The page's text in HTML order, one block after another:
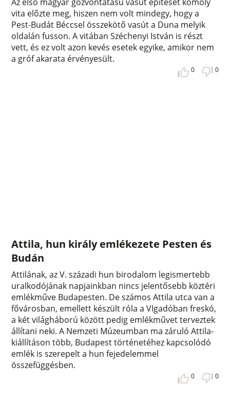
vita előzte meg, hiszen nem volt mindegy, hogy a
Pest-Budát Béccsel összekötő vasút a Duna melyik
oldalán fusson. A vitában Széchenyi István is részt
vett, és ez volt azon kevés esetek egyike, amikor nem
a gróf akarata érvényesült.
0 0
Attila, hun király emlékezete Pesten és
Budán
Attilának, az V. századi hun birodalom legismertebb
uralkodójának napjainkban nincs jelentősebb köztéri
emlékműve Budapesten. De számos Attila utca van a
fővárosban, emellett készült róla a VIgadóban freskó,
a két világháború között pedig emlékművet terveztek
állítani neki. A Nemzeti Múzeumban ma záruló Attila-
kiállításon több, Budapest történetéhez kapcsolódó
emlék is szerepelt a hun fejedelemmel
összefüggésben.
0 0